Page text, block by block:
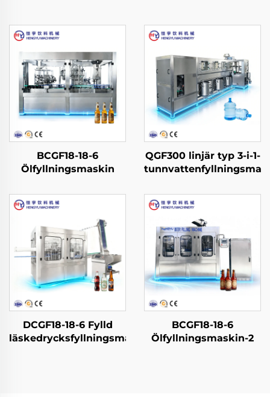
BCGF18-18-6
Ölfyllningsmaskin
QGF300 linjär typ 3-i-1-
DCGF18-18-6 Fylld
läskedrycksfyllningsmaskin
BCGF18-18-6
Ölfyllningsmaskin-2